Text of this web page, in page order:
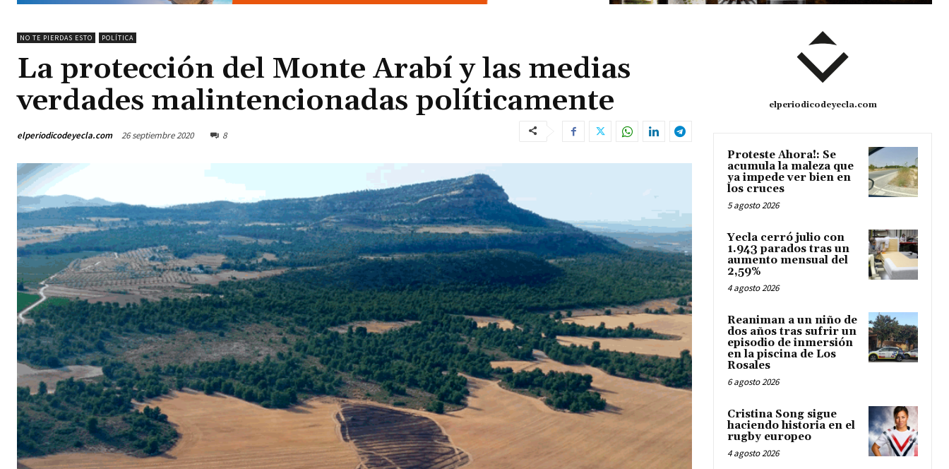
NO TE PIERDAS ESTO POLÍTICA
La protección del Monte Arabí y las medias
verdades malintencionadas políticamente
elperiodicodeyecla.com 26 septiembre 2020 8
elperiodicodeyecla.com
Proteste Ahora!: Se
acumula la maleza que
ya impede ver bien en
los cruces
5 agosto 2026
Yecla cerró julio con
1.943 parados tras un
aumento mensual del
2,59%
4 agosto 2026
Reaniman a un niño de
dos años tras sufrir un
episodio de inmersión
en la piscina de Los
Rosales
6 agosto 2026
Cristina Song sigue
haciendo historia en el
rugby europeo
4 agosto 2026